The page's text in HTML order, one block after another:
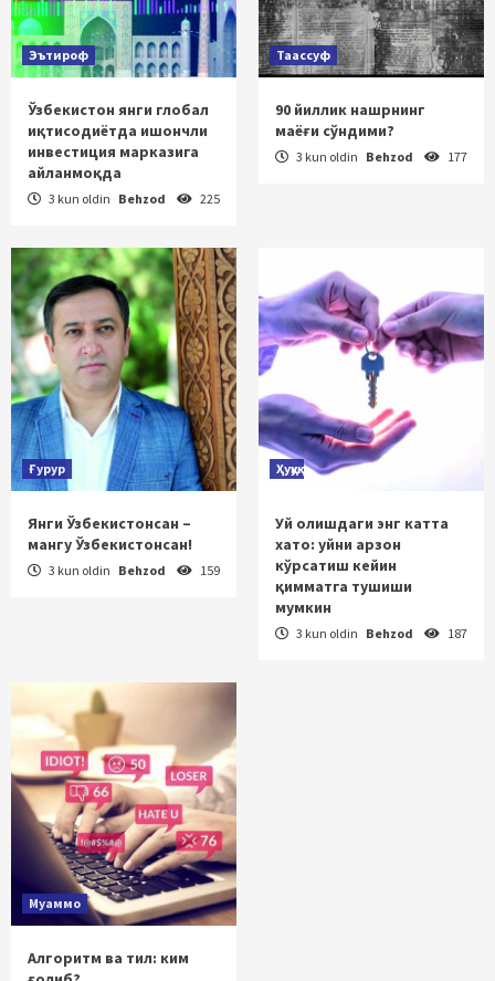
Эътироф
Ўзбекистон янги глобал
иқтисодиётда ишончли
инвестиция марказига
айланмоқда
3 kun oldin Behzod 225
Таассуф
90 йиллик нашрнинг
маёғи сўндими?
3 kun oldin Behzod 177
Ғурур
Янги Ўзбекистонсан –
мангу Ўзбекистонсан!
3 kun oldin Behzod 159
Ҳуқуқ
Уй олишдаги энг катта
хато: уйни арзон
кўрсатиш кейин
қимматга тушиши
мумкин
3 kun oldin Behzod 187
Муаммо
Алгоритм ва тил: ким